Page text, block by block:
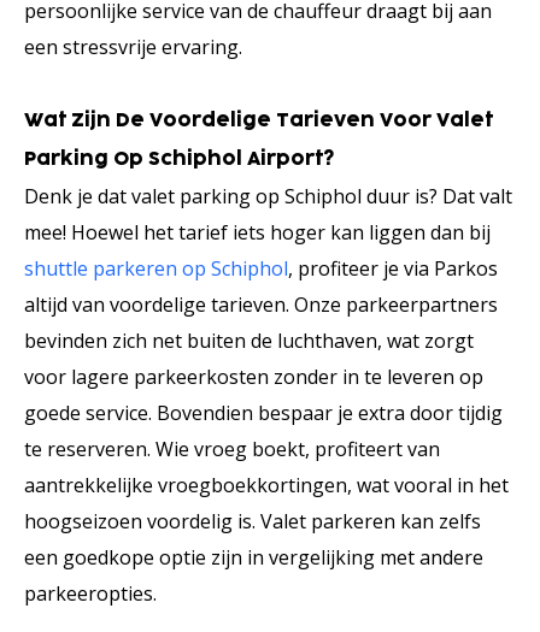
persoonlijke service van de chauffeur draagt bij aan
een stressvrije ervaring.
Wat Zijn De Voordelige Tarieven Voor Valet
Parking Op Schiphol Airport?
Denk je dat valet parking op Schiphol duur is? Dat valt
mee! Hoewel het tarief iets hoger kan liggen dan bij
shuttle parkeren op Schiphol, profiteer je via Parkos
altijd van voordelige tarieven. Onze parkeerpartners
bevinden zich net buiten de luchthaven, wat zorgt
voor lagere parkeerkosten zonder in te leveren op
goede service. Bovendien bespaar je extra door tijdig
te reserveren. Wie vroeg boekt, profiteert van
aantrekkelijke vroegboekkortingen, wat vooral in het
hoogseizoen voordelig is. Valet parkeren kan zelfs
een goedkope optie zijn in vergelijking met andere
parkeeropties.